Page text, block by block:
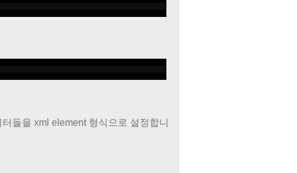
들을 xml element 형식으로 설정합니